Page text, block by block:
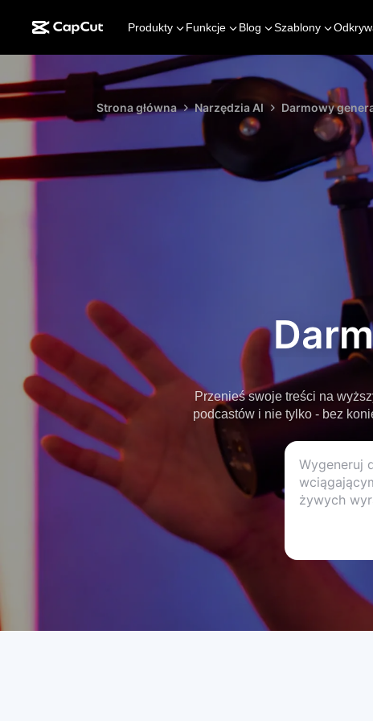
Produkty Funkcje Blog Szablony
Strona główna Narzędzia AI Darmowy
Przenieś swoje treści na
podcastów i nie tylko - bez